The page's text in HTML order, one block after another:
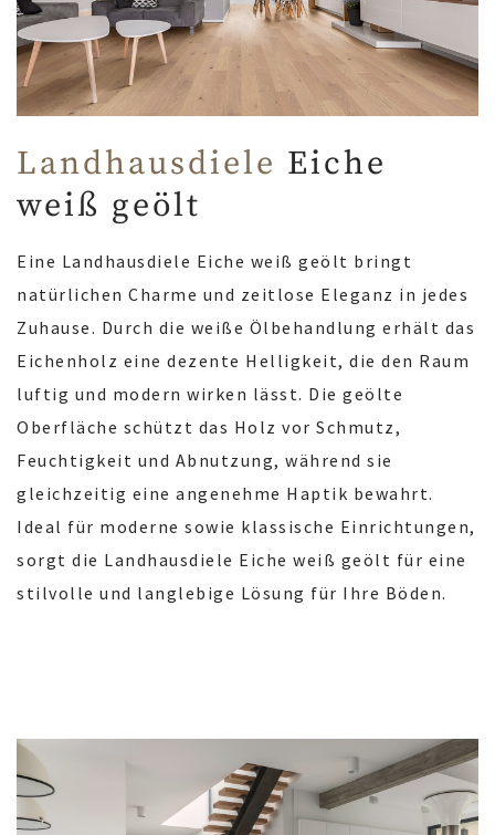
Landhausdiele Eiche
weiß geölt
Eine Landhausdiele Eiche weiß geölt bringt
natürlichen Charme und zeitlose Eleganz in jedes
Zuhause. Durch die weiße Ölbehandlung erhält das
Eichenholz eine dezente Helligkeit, die den Raum
luftig und modern wirken lässt. Die geölte
Oberfläche schützt das Holz vor Schmutz,
Feuchtigkeit und Abnutzung, während sie
gleichzeitig eine angenehme Haptik bewahrt.
Ideal für moderne sowie klassische Einrichtungen,
sorgt die Landhausdiele Eiche weiß geölt für eine
stilvolle und langlebige Lösung für Ihre Böden.